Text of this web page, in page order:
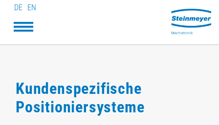
DE EN
Kundenspezifische
Positioniersysteme